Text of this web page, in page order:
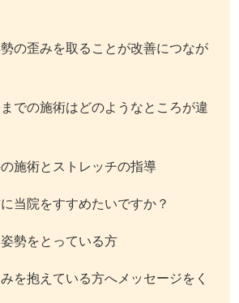
の歪みを取ることが改善につなが
での施術はどのようなところが違
施術とストレッチの指導
当院をすすめたいですか？
勢をとっている方
を抱えている方へメッセージをく